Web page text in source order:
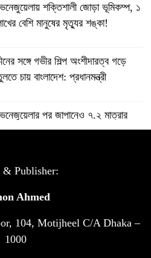
শক্তিশালী জোড়া ভূমিকম্প, ১
বেশি মানুষের মৃত্যুর শঙ্কা!
সঙ্গে গভীর শিল্প অংশীদারত্ব গড়ে
চায় বাংলাদেশ: প্রধানমন্ত্রী
পর জাপানেও ৭.২ মাত্রার
ভূমিকম্প
৩ ম্যাচে গোল ভিনির, ইতিহাস বলছে
৩শ কেজি বই বিক্রির অভিযোগ
মাদ্রাসা সুপারের বিরুদ্ধে
Publisher:
Ahmed
104, Motijheel C/A Dhaka –
1000